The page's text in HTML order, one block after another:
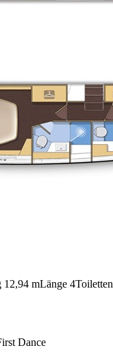
12,94 mLänge 4Toiletten
Dance